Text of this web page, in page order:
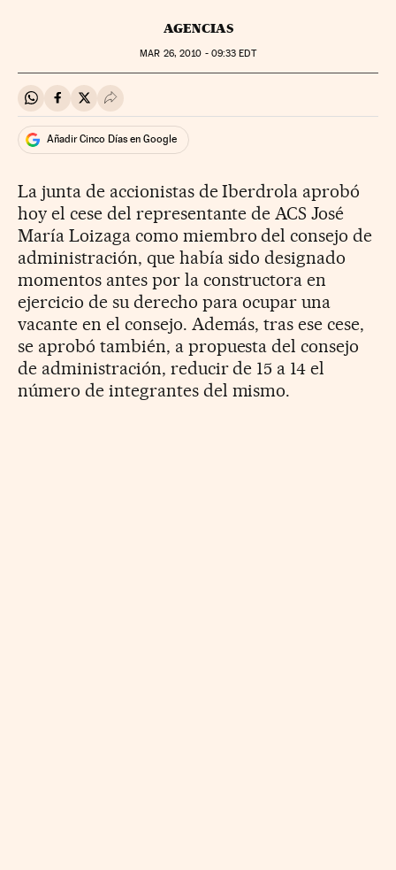
AGENCIAS
MAR 26, 2010 - 09:33 EDT
Compartir en Whatsapp
Compartir en Facebook
Compartir en Twitter
Desplegar Redes Sociales
Añadir Cinco Días en Google
La junta de accionistas de Iberdrola aprobó
hoy el cese del representante de ACS José
María Loizaga como miembro del consejo de
administración, que había sido designado
momentos antes por la constructora en
ejercicio de su derecho para ocupar una
vacante en el consejo. Además, tras ese cese,
se aprobó también, a propuesta del consejo
de administración, reducir de 15 a 14 el
número de integrantes del mismo.